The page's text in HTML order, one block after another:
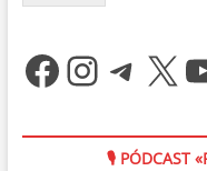
Facebook
X
🎙 PÓDCAST